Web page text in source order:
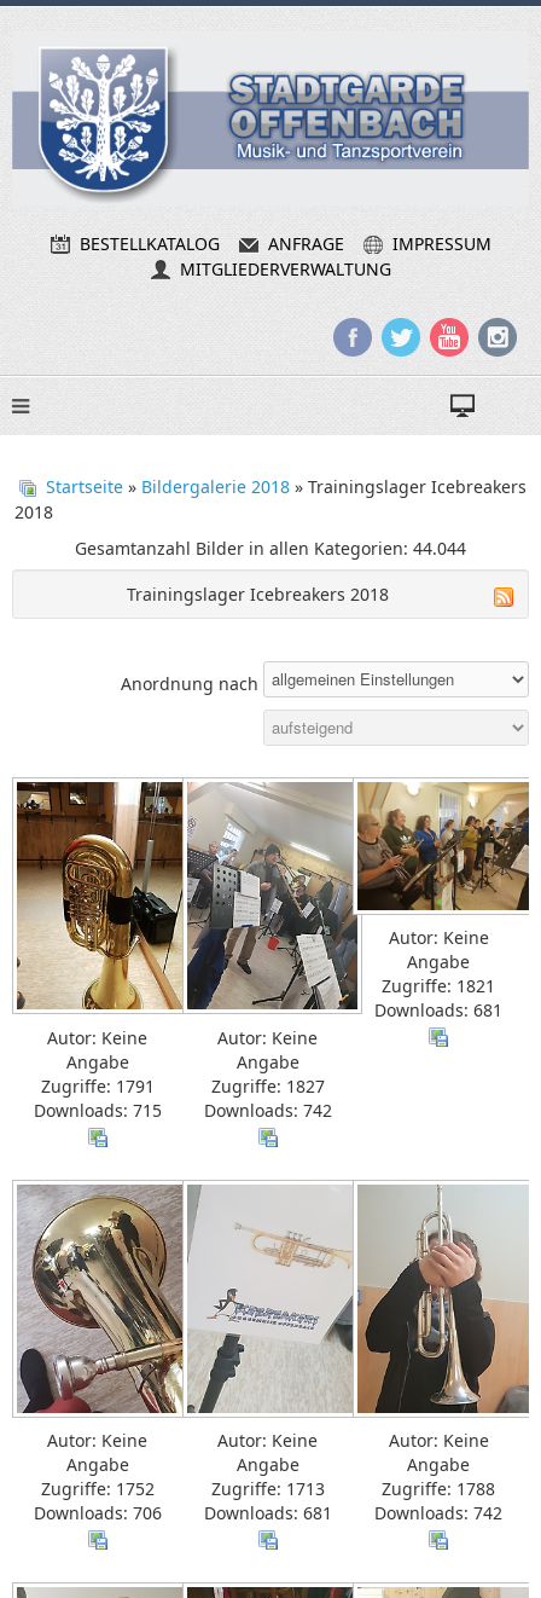
BESTELLKATALOG ANFRAGE
IMPRESSUM
MITGLIEDERVERWALTUNG
Startseite » Bildergalerie 2018 » Trainingslager Icebreakers
2018
Gesamtanzahl Bilder in allen Kategorien: 44.044
Trainingslager Icebreakers 2018
Anordnung nach
Autor: Keine
Angabe
Zugriffe: 1791
Downloads: 715
Autor: Keine
Angabe
Zugriffe: 1827
Downloads: 742
Autor: Keine
Angabe
Zugriffe: 1821
Downloads: 681
Autor: Keine
Angabe
Zugriffe: 1752
Downloads: 706
Autor: Keine
Angabe
Zugriffe: 1713
Downloads: 681
Autor: Keine
Angabe
Zugriffe: 1788
Downloads: 742